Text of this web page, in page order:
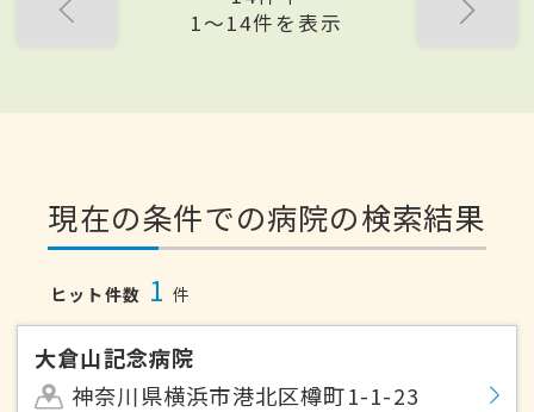
1〜14件を表示
現在の条件での病院の検索結果
ヒット件数 1 件
大倉山記念病院
神奈川県横浜市港北区樽町1-1-23